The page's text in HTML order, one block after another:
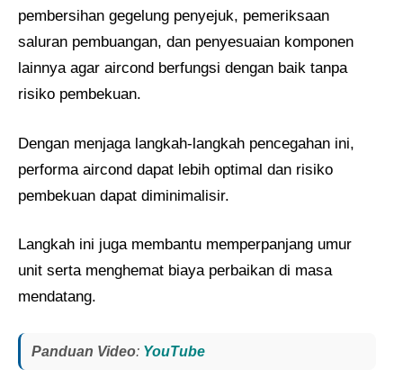
pembersihan gegelung penyejuk, pemeriksaan
saluran pembuangan, dan penyesuaian komponen
lainnya agar aircond berfungsi dengan baik tanpa
risiko pembekuan.
Dengan menjaga langkah-langkah pencegahan ini,
performa aircond dapat lebih optimal dan risiko
pembekuan dapat diminimalisir.
Langkah ini juga membantu memperpanjang umur
unit serta menghemat biaya perbaikan di masa
mendatang​.
Panduan Video: YouTube